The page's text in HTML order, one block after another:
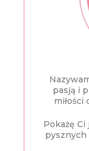
pasją i
Pokażę
pysznych